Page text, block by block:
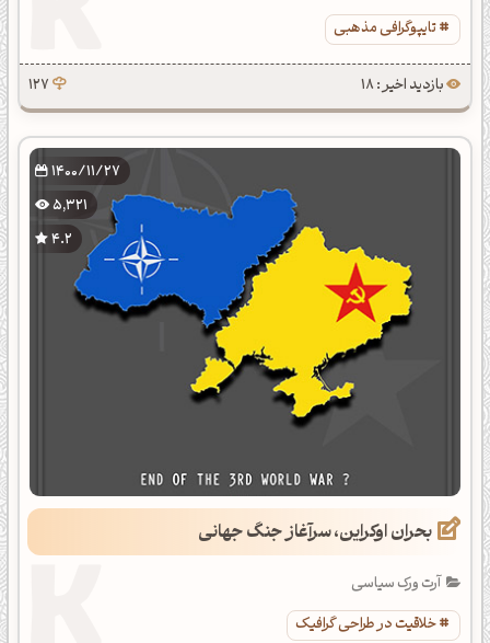
تایپوگرافی مذهبی
بازدید اخیر : 18 127
1400/11/27
5,321
4.2
بحران اوکراین، سرآغاز جنگ جهانی
آرت ورک سیاسی
خلاقیت در طراحی گرافیک